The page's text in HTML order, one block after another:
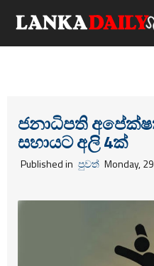
ජනාධිපති
සහායට අලි 4ක්
Published in පුවත් Monday,
ක්‍රීඩා
කලා
කාලීන සංවාද
විමසීම්
Advertise with us